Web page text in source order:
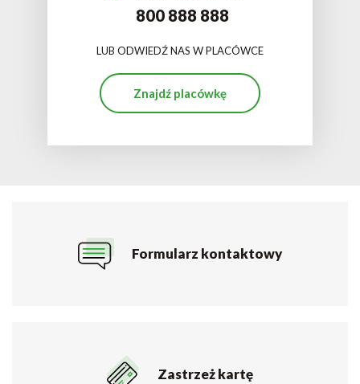
800 888 888
LUB ODWIEDŹ NAS W PLACÓWCE
Znajdź placówkę
Formularz kontaktowy
Zastrzeż kartę